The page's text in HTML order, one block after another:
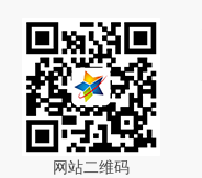
网站二维码